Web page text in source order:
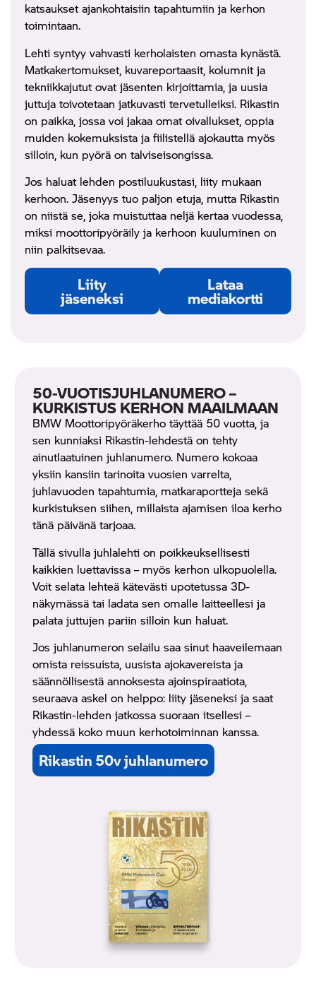
katsaukset ajankohtaisiin tapahtumiin ja kerhon
toimintaan.
Lehti syntyy vahvasti kerholaisten omasta kynästä.
Matkakertomukset, kuvareportaasit, kolumnit ja
tekniikkajutut ovat jäsenten kirjoittamia, ja uusia
juttuja toivotetaan jatkuvasti tervetulleiksi. Rikastin
on paikka, jossa voi jakaa omat oivallukset, oppia
muiden kokemuksista ja fiilistellä ajokautta myös
silloin, kun pyörä on talviseisongissa.
Jos haluat lehden postiluukustasi, liity mukaan
kerhoon. Jäsenyys tuo paljon etuja, mutta Rikastin
on niistä se, joka muistuttaa neljä kertaa vuodessa,
miksi moottoripyöräily ja kerhoon kuuluminen on
niin palkitsevaa.
Liity
jäseneksi
Lataa
mediakortti
50-VUOTISJUHLANUMERO –
KURKISTUS KERHON MAAILMAAN
BMW Moottoripyöräkerho täyttää 50 vuotta, ja
sen kunniaksi Rikastin-lehdestä on tehty
ainutlaatuinen juhlanumero. Numero kokoaa
yksiin kansiin tarinoita vuosien varrelta,
juhlavuoden tapahtumia, matkaraportteja sekä
kurkistuksen siihen, millaista ajamisen iloa kerho
tänä päivänä tarjoaa.
Tällä sivulla juhlalehti on poikkeuksellisesti
kaikkien luettavissa – myös kerhon ulkopuolella.
Voit selata lehteä kätevästi upotetussa 3D-
näkymässä tai ladata sen omalle laitteellesi ja
palata juttujen pariin silloin kun haluat.
Jos juhlanumeron selailu saa sinut haaveilemaan
omista reissuista, uusista ajokavereista ja
säännöllisestä annoksesta ajoinspiraatiota,
seuraava askel on helppo: liity jäseneksi ja saat
Rikastin-lehden jatkossa suoraan itsellesi –
yhdessä koko muun kerhotoiminnan kanssa.
Rikastin 50v juhlanumero